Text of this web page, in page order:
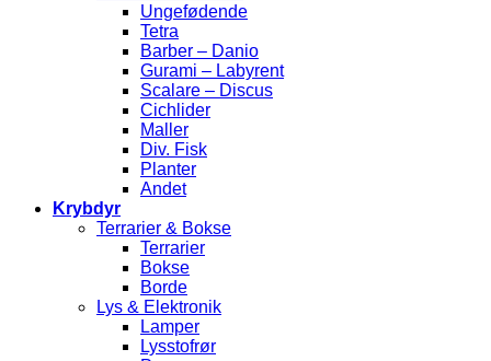
Ungefødende
Tetra
Barber – Danio
Gurami – Labyrent
Scalare – Discus
Cichlider
Maller
Div. Fisk
Planter
Andet
Krybdyr
Terrarier & Bokse
Terrarier
Bokse
Borde
Lys & Elektronik
Lamper
Lysstofrør